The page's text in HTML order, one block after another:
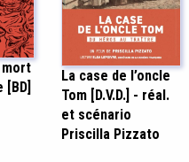
[BD]
La case de l’oncle
Tom [D.V.D.] - réal.
et scénario
Priscilla Pizzato